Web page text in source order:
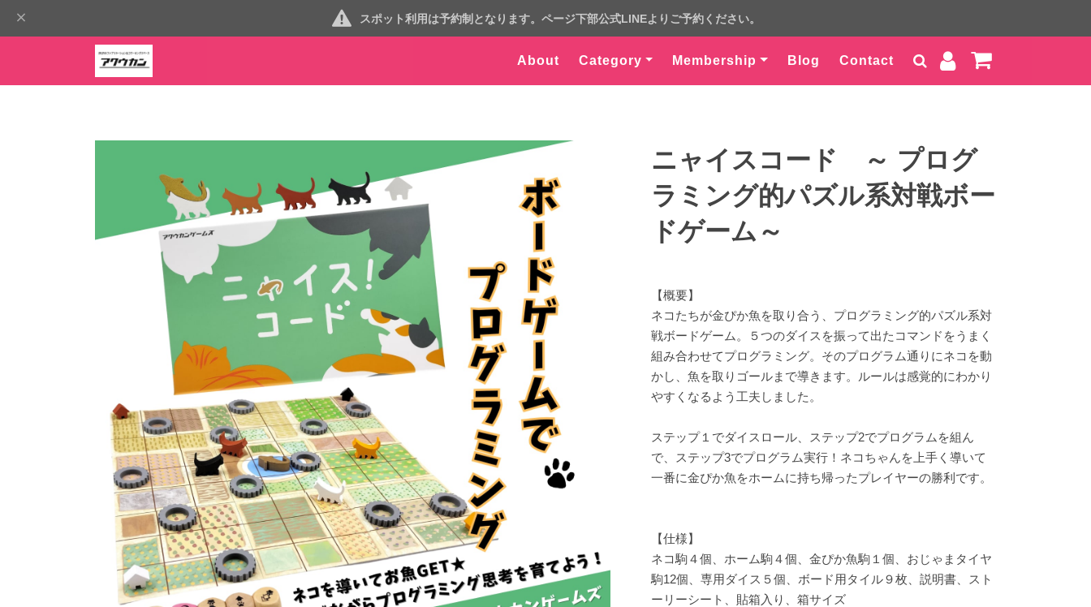
スポット利用は予約制となります。ページ下部公式LINEよりご予約ください。
About Category Membership Blog Contact
ニャイスコード ～ プログ
ラミング的パズル系対戦ボー
ドゲーム～
【概要】
ネコたちが金ぴか魚を取り合う、プログラミング的パズル系対
戦ボードゲーム。５つのダイスを振って出たコマンドをうまく
組み合わせてプログラミング。そのプログラム通りにネコを動
かし、魚を取りゴールまで導きます。ルールは感覚的にわかり
やすくなるよう工夫しました。
ステップ１でダイスロール、ステップ2でプログラムを組ん
で、ステップ3でプログラム実行！ネコちゃんを上手く導いて
一番に金ぴか魚をホームに持ち帰ったプレイヤーの勝利です。
【仕様】
ネコ駒４個、ホーム駒４個、金ぴか魚駒１個、おじゃまタイヤ
駒12個、専用ダイス５個、ボード用タイル９枚、説明書、スト
ーリーシート、貼箱入り、箱サイズ